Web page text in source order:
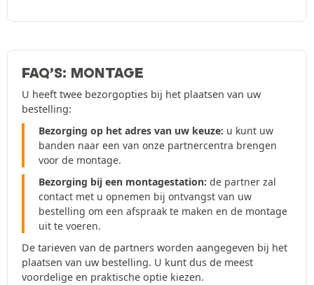
FAQ’S: MONTAGE
U heeft twee bezorgopties bij het plaatsen van uw
bestelling:
Bezorging op het adres van uw keuze: u kunt uw
banden naar een van onze partnercentra brengen
voor de montage.
Bezorging bij een montagestation: de partner zal
contact met u opnemen bij ontvangst van uw
bestelling om een afspraak te maken en de montage
uit te voeren.
De tarieven van de partners worden aangegeven bij het
plaatsen van uw bestelling. U kunt dus de meest
voordelige en praktische optie kiezen.